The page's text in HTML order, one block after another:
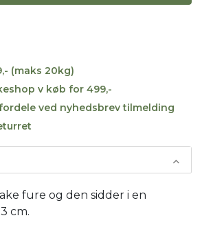
(maks 20kg)
v køb for 499,-
ved nyhedsbrev tilmelding
fure og den sidder i en
cm.